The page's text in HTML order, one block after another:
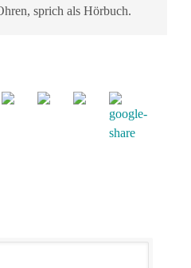
sprich als Hörbuch.